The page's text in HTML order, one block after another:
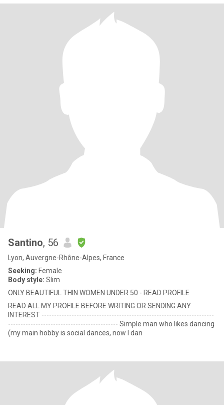
Santino, 56
Lyon, Auvergne-Rhône-Alpes, France
Seeking: Female
Body style: Slim
ONLY BEAUTIFUL THIN WOMEN UNDER 50 - READ PROFILE
READ ALL MY PROFILE BEFORE WRITING OR SENDING ANY
INTEREST ---------------------------------------------------------------------
-------------------------------------------- Simple man who likes dancing
(my main hobby is social dances, now I dan